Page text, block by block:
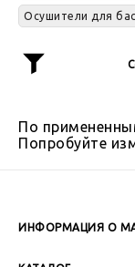
Осушители для
По
Попробуйте
ИНФОРМАЦИЯ О